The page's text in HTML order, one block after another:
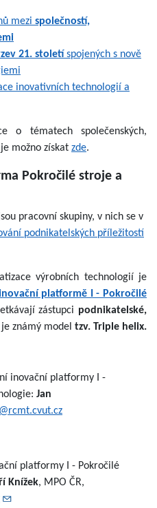
mezi společností,
21. století spojených s nově
inovativních technologií a
o tématech společenských,
možno získat zde.
Pokročilé stroje a
pracovní skupiny, v nich se v
podnikatelských příležitostí
výrobních technologií je
platformě I - Pokročilé
zástupci podnikatelské,
je známý model tzv. Triple helix.
inovační platformy I -
Jan
platformy I - Pokročilé
Knížek, MPO ČR,